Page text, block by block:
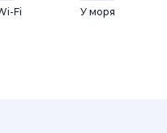
Fi У моря